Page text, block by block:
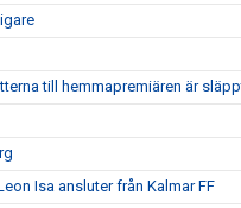
till hemmapremiären är
Isa ansluter från Kalmar FF